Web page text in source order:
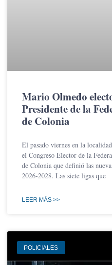
Mario Olmedo
Presidente de la
de Colonia
El pasado viernes en la
el Congreso Elector de la
de Colonia que definió las
2026-2028. Las siete ligas que
LEER MÁS >>
POLICIALES